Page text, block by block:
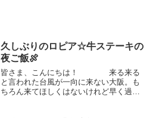
久しぶりのロピア☆牛ステーキの
夜ご飯🍖
皆さま、こんにちは！ 来る来る
と言われた台風が一向に来ない大阪。も
ちろん来てほしくはないけれど早く過ぎ